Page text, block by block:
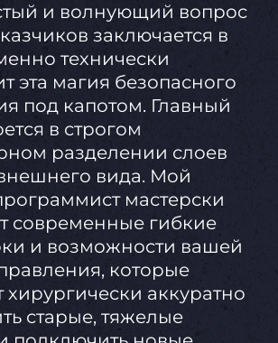
и волнующий вопрос
заключается в
технически
эта магия безопасного
под капотом. Главный
в строгом
разделении слоев
вида. Мой
мастерски
современные гибкие
и возможности вашей
которые
хирургически аккуратно
старые, тяжелые